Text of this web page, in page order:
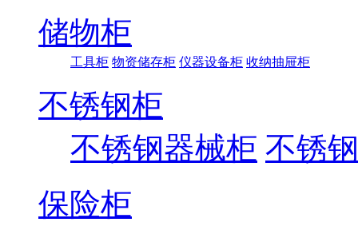
储物柜
工具柜 物资储存柜 仪器设备柜 收纳抽屉柜
不锈钢柜
不锈钢器械柜 不锈
保险柜